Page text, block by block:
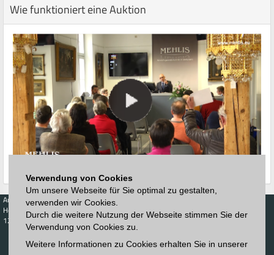
Verwendung von Cookies
Um unsere Webseite für Sie optimal zu gestalten,
verwenden wir Cookies.
Durch die weitere Nutzung der Webseite stimmen Sie der
Verwendung von Cookies zu.
Weitere Informationen zu Cookies erhalten Sie in unserer
Wie funktioniert eine Auktion
Auktionen
Höchstzuschläge
123. Auktion
Zeitplan
Katalog
Kaufen
Kalender
Höchstzuschläge
Auktionshaus
Registrieren